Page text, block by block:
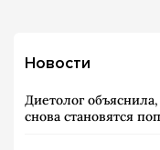
Новости
Диетолог
снова становятся